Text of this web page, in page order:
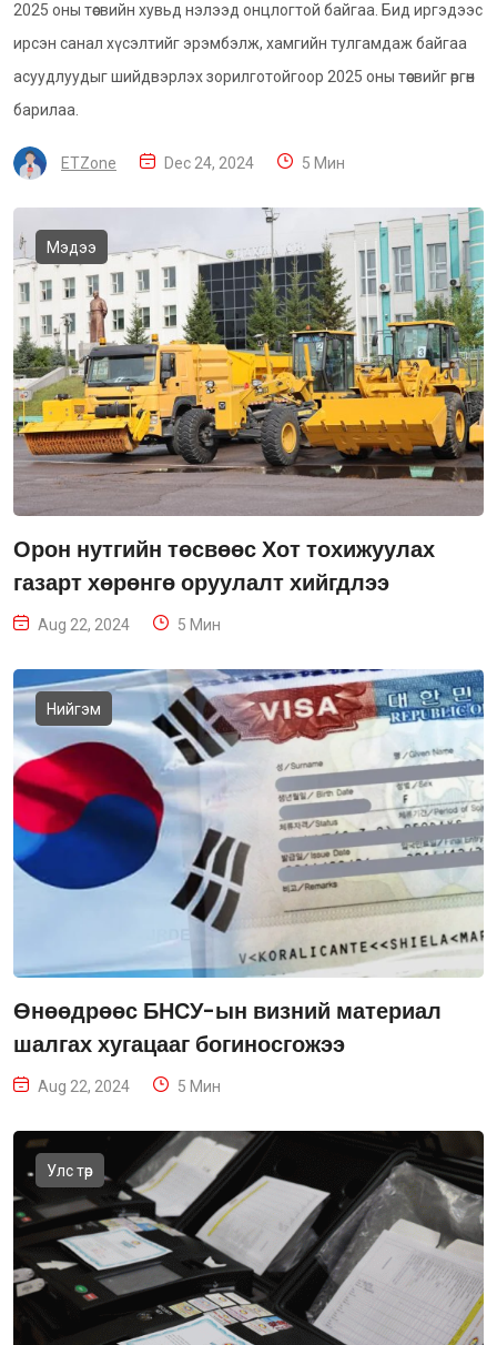
2025 оны төсвийн хувьд нэлээд онцлогтой байгаа. Бид иргэдээс
ирсэн санал хүсэлтийг эрэмбэлж, хамгийн тулгамдаж байгаа
асуудлуудыг шийдвэрлэх зорилготойгоор 2025 оны төсвийг өргөн
барилаа.
ETZone Dec 24, 2024 5 Мин
Мэдээ
Орон нутгийн төсвөөс Хот тохижуулах
газарт хөрөнгө оруулалт хийгдлээ
Aug 22, 2024 5 Мин
Нийгэм
Өнөөдрөөс БНСУ-ын визний материал
шалгах хугацааг богиносгожээ
Aug 22, 2024 5 Мин
Улс төр